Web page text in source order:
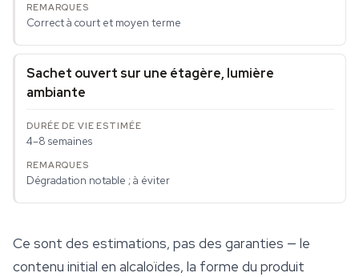
Correct à court et moyen terme
Sachet ouvert sur une étagère, lumière
ambiante
4–8 semaines
Dégradation notable ; à éviter
Ce sont des estimations, pas des garanties — le
contenu initial en alcaloïdes, la forme du produit